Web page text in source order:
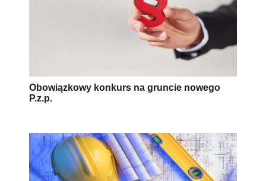
Obowiązkowy konkurs na gruncie nowego
P.z.p.